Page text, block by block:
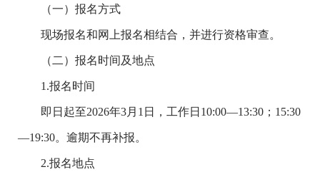
（一）报名方式
现场报名和网上报名相结合，并进行资格审查。
（二）报名时间及地点
1.报名时间
即日起至2026年3月1日，工作日10:00—13:30；15:30
—19:30。逾期不再补报。
2.报名地点